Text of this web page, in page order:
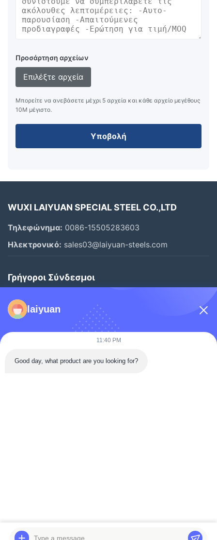
Προσάρτηση αρχείων
Επιλέξτε αρχεία
Μπορείτε να ανεβάσετε μέχρι 5 αρχεία και κάθε αρχείο μεγέθους
10M μέγιστο.
Υποβολή
WUXI LAIYUAN SPECIAL STEEL CO.,LTD
Τηλεφώνημα: 0086-15505283603
Ηλεκτρονικό: sales03@laiyuan-steels.com
Γρήγοροι Σύνδεσμοι
Αρχική Σελίδα
Προϊόντα
Βίντεο
Επισκέψεις Στο Εργοστάσιο
©2025- WUXI LAIYUAN SPECIAL STEEL CO.,LTD. . Διατηρούνται όλα τα
laiyuan
11:40 PM
Good day, what product are you looking for?